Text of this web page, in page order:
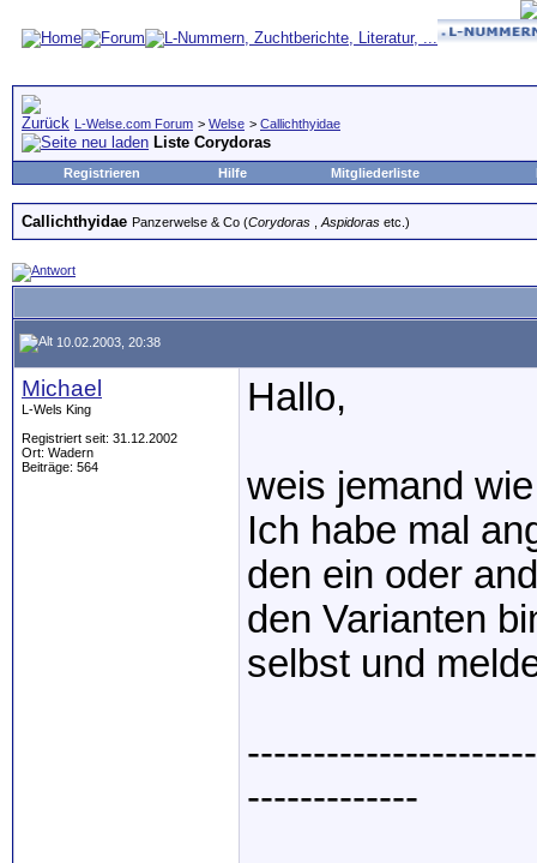
L-Welse.com Forum > Welse > Callichthyidae
Liste Corydoras
Registrieren Hilfe Mitgliederliste
Callichthyidae Panzerwelse & Co (Corydoras Aspidoras etc.)
10.02.2003, 20:38
Michael
L-Wels King
Registriert seit: 31.12.2002
Ort: Wadern
Beiträge: 564
Hallo,
weis jemand
Ich habe mal
den ein oder
den Varianten
selbst und
-------------